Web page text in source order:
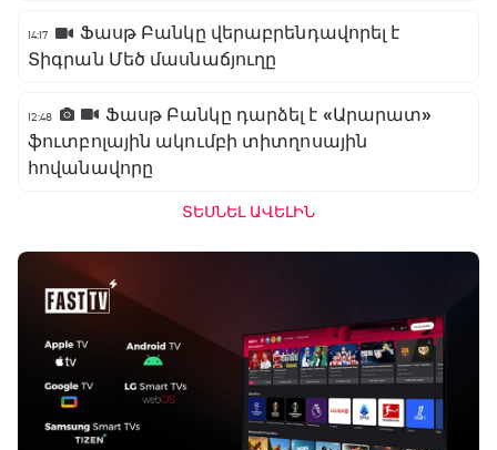
14:17
Ֆասթ Բանկը վերաբրենդավորել է
Տիգրան Մեծ մասնաճյուղը
12:48
Ֆասթ Բանկը դարձել է «Արարատ»
ֆուտբոլային ակումբի տիտղոսային
հովանավորը
ՏԵՍՆԵԼ ԱՎԵԼԻՆ